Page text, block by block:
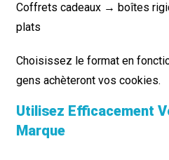
Coffrets cadeaux → boîtes
plats
Choisissez le format en
gens achèteront vos cookies.
Utilisez Efficacement
Marque